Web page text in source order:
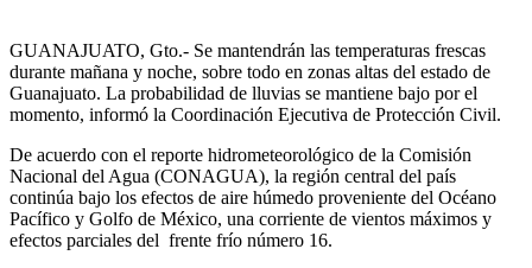
GUANAJUATO, Gto.- Se mantendrán las temperaturas frescas
durante mañana y noche, sobre todo en zonas altas del estado de
Guanajuato. La probabilidad de lluvias se mantiene bajo por el
momento, informó la Coordinación Ejecutiva de Protección Civil.
De acuerdo con el reporte hidrometeorológico de la Comisión
Nacional del Agua (CONAGUA), la región central del país
continúa bajo los efectos de aire húmedo proveniente del Océano
Pacífico y Golfo de México, una corriente de vientos máximos y
efectos parciales del frente frío número 16.